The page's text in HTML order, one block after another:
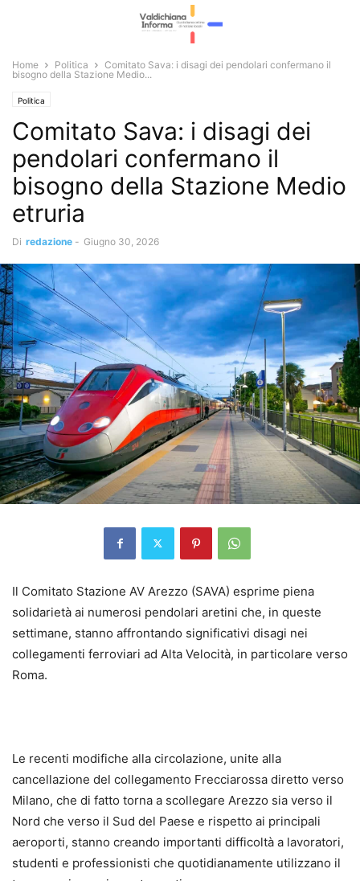
Home Politica
Comitato Sava: i disagi dei pendolari confermano il
bisogno della Stazione Medio...
Politica
Comitato Sava: i disagi dei
pendolari confermano il
bisogno della Stazione Medio
etruria
Di redazione - Giugno 30, 2026
Il Comitato Stazione AV Arezzo (SAVA) esprime piena
solidarietà ai numerosi pendolari aretini che, in queste
settimane, stanno affrontando significativi disagi nei
collegamenti ferroviari ad Alta Velocità, in particolare verso
Roma.
Le recenti modifiche alla circolazione, unite alla
cancellazione del collegamento Frecciarossa diretto verso
Milano, che di fatto torna a scollegare Arezzo sia verso il
Nord che verso il Sud del Paese e rispetto ai principali
aeroporti, stanno creando importanti difficoltà a lavoratori,
studenti e professionisti che quotidianamente utilizzano il